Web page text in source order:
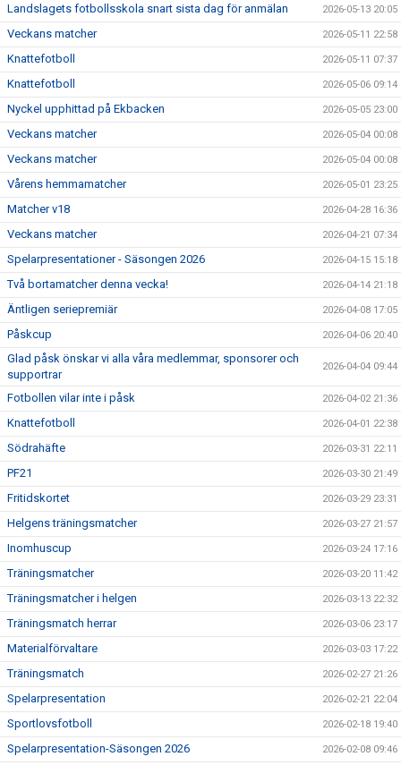
Landslagets fotbollsskola snart sista dag för anmälan 2026-05-13 20:05
Veckans matcher 2026-05-11 22:58
Knattefotboll 2026-05-11 07:37
Knattefotboll 2026-05-06 09:14
Nyckel upphittad på Ekbacken 2026-05-05 23:00
Veckans matcher 2026-05-04 00:08
Veckans matcher 2026-05-04 00:08
Vårens hemmamatcher 2026-05-01 23:25
Matcher v18 2026-04-28 16:36
Veckans matcher 2026-04-21 07:34
Spelarpresentationer - Säsongen 2026 2026-04-15 15:18
Två bortamatcher denna vecka! 2026-04-14 21:18
Äntligen seriepremiär 2026-04-08 17:05
Påskcup 2026-04-06 20:40
Glad påsk önskar vi alla våra medlemmar, sponsorer och
supportrar
2026-04-04 09:44
Fotbollen vilar inte i påsk 2026-04-02 21:36
Knattefotboll 2026-04-01 22:38
Södrahäfte 2026-03-31 22:11
PF21 2026-03-30 21:49
Fritidskortet 2026-03-29 23:31
Helgens träningsmatcher 2026-03-27 21:57
Inomhuscup 2026-03-24 17:16
Träningsmatcher 2026-03-20 11:42
Träningsmatcher i helgen 2026-03-13 22:32
Träningsmatch herrar 2026-03-06 23:17
Materialförvaltare 2026-03-03 17:22
Träningsmatch 2026-02-27 21:26
Spelarpresentation 2026-02-21 22:04
Sportlovsfotboll 2026-02-18 19:40
Spelarpresentation-Säsongen 2026 2026-02-08 09:46